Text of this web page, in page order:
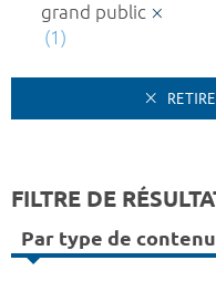
grand public
(1)
FILTRE DE
Par type de contenu